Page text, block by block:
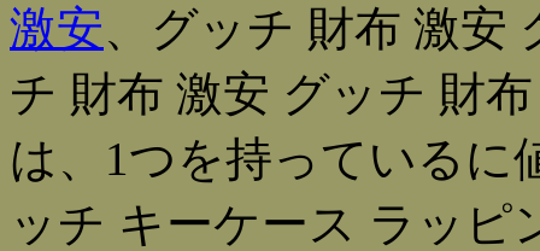
激安、グッチ 財布 激安
チ 財布 激安 グッチ 財
は、1つを持っているに
ッチ キーケース ラッピ